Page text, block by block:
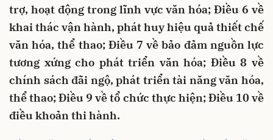
trợ, hoạt động trong lĩnh vực văn hóa; Điều 6 về
khai thác vận hành, phát huy hiệu quả thiết chế
văn hóa, thể thao; Điều 7 về bảo đảm nguồn lực
tương xứng cho phát triển văn hóa; Điều 8 về
chính sách đãi ngộ, phát triển tài năng văn hóa,
thể thao; Điều 9 về tổ chức thực hiện; Điều 10 về
điều khoản thi hành.